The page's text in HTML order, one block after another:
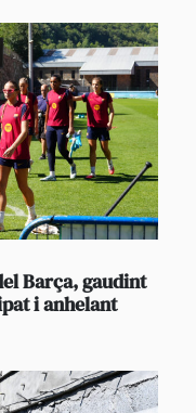
Barça, gaudint
i anhelant